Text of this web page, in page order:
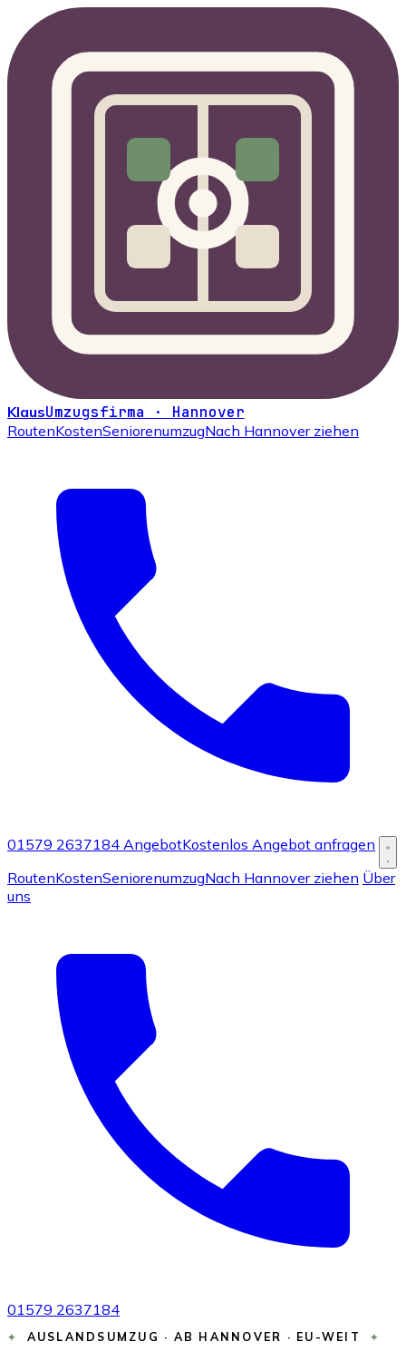
KlausUmzugsfirma · Hannover
RoutenKostenSeniorenumzugNach Hannover ziehen
01579 2637184 AngebotKostenlos Angebot anfragen
RoutenKostenSeniorenumzugNach Hannover ziehen Über
uns
01579 2637184
AUSLANDSUMZUG · AB HANNOVER · EU-WEIT